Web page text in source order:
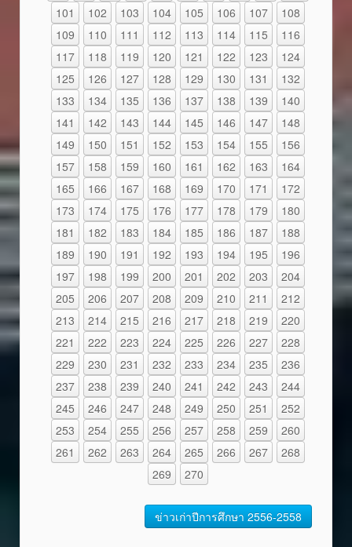
101
102 103 104 105 106 107
108
109
110 111 112 113 114 115
116
117
118 119 120 121 122 123
124
125
126 127 128 129 130 131
132
133
134 135 136 137 138 139
140
141
142 143 144 145 146 147
148
149
150 151 152 153 154 155
156
157
158 159 160 161 162 163
164
165
166 167 168 169 170 171
172
173
174 175 176 177 178 179
180
181
182 183 184 185 186 187
188
189
190 191 192 193 194 195
196
197
198 199 200 201 202 203
204
205
206 207 208 209 210 211
212
213
214 215 216 217 218 219
220
221
222 223 224 225 226 227
228
229
230 231 232 233 234 235
236
237
238 239 240 241 242 243
244
245
246 247 248 249 250 251
252
253
254 255 256 257 258 259
260
261
262 263 264 265 266 267
268
269
270
ข่าวเก่าปีการศึกษา 2556-2558